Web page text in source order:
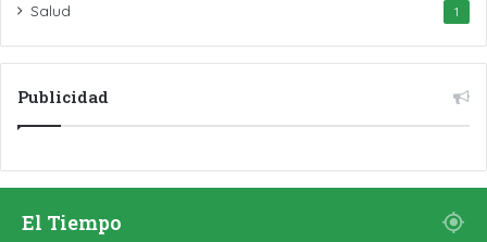
Salud 1
Publicidad
El Tiempo